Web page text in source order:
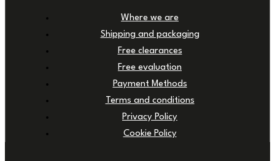
Where we are
Shipping and packaging
Free clearances
Free evaluation
Payment Methods
Terms and conditions
Privacy Policy
Cookie Policy